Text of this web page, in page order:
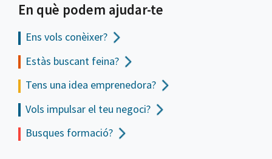
En què podem ajudar-te
Ens vols conèixer?
Estàs buscant feina?
Tens una idea emprenedora?
Vols impulsar el teu negoci?
Busques formació?